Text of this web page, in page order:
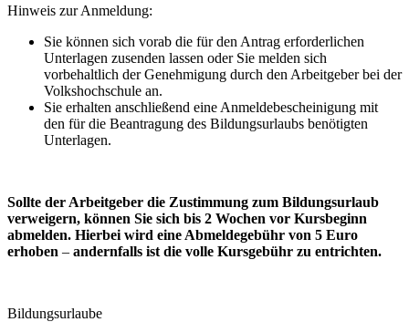
Hinweis zur Anmeldung:
Sie können sich vorab die für den Antrag erforderlichen
Unterlagen zusenden lassen oder Sie melden sich
vorbehaltlich der Genehmigung durch den Arbeitgeber bei der
Volkshochschule an.
Sie erhalten anschließend eine Anmeldebescheinigung mit
den für die Beantragung des Bildungsurlaubs benötigten
Unterlagen.
Sollte der Arbeitgeber die Zustimmung zum Bildungsurlaub
verweigern, können Sie sich bis 2 Wochen vor Kursbeginn
abmelden. Hierbei wird eine Abmeldegebühr von 5 Euro
erhoben – andernfalls ist die volle Kursgebühr zu entrichten.
Bildungsurlaube